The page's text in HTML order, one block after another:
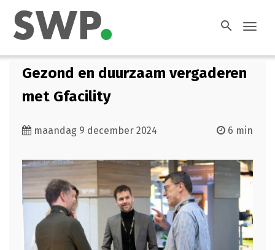
search
Gezond en duurzaam vergaderen
met Gfacility
maandag 9 december 2024 6 min